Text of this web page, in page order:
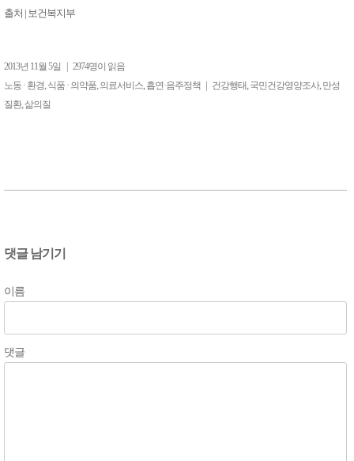
출처 | 보건복지부
2013년 11월 5일
2974명이 읽음
노동 · 환경,식품 · 의약품,의료서비스,흡연·음주정책 | 건강행태,국민건강영양조사,만성
질환,삶의질
댓글 남기기
이름
댓글